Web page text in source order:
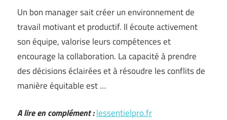
Un bon manager sait créer un environnement de
travail motivant et productif. Il écoute activement
son équipe, valorise leurs compétences et
encourage la collaboration. La capacité à prendre
des décisions éclairées et à résoudre les conflits de
manière équitable est …
A lire en complément :lessentielpro.fr